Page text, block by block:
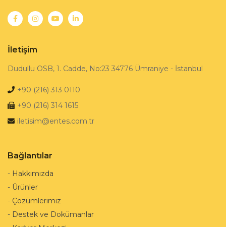
İletişim
Dudullu OSB, 1. Cadde, No:23 34776 Ümraniye - İstanbul
+90 (216) 313 0110
+90 (216) 314 1615
iletisim@entes.com.tr
Bağlantılar
- Hakkımızda
- Ürünler
- Çözümlerimiz
- Destek ve Dokümanlar